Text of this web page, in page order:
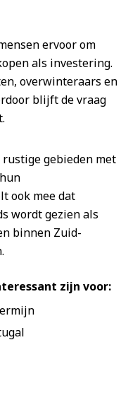
ervoor om
als investering.
overwinteraars en
blijft de vraag
gebieden met
ook mee dat
wordt gezien als
binnen Zuid-
zijn voor: